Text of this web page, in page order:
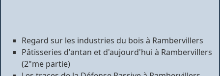
Regard sur les industries du bois à Rambervillers
Pâtisseries d'antan et d'aujourd'hui à Rambervillers
(2"me partie)